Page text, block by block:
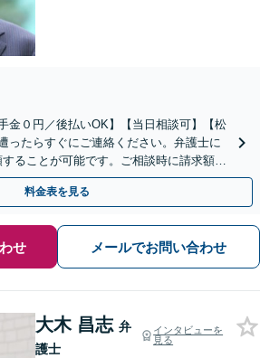
金０円／後払いOK】【当日相談可】【松
ったらすぐにご連絡ください。弁護士に
ることが可能です。ご相談時に請求額の
す。
料金表を見る
せ メールでお問い合わせ
大木 昌志 弁
護士
インタビューを
見る